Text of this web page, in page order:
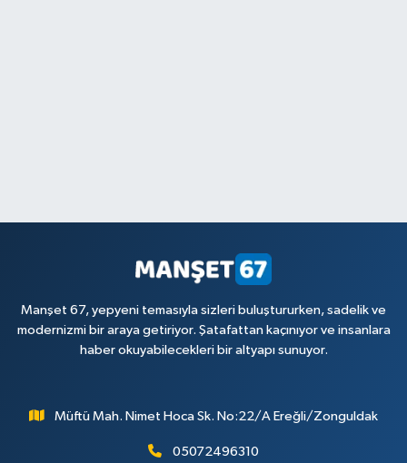
Manşet 67, yepyeni temasıyla sizleri buluştururken, sadelik ve
modernizmi bir araya getiriyor. Şatafattan kaçınıyor ve insanlara
haber okuyabilecekleri bir altyapı sunuyor.
Müftü Mah. Nimet Hoca Sk. No:22/A Ereğli/Zonguldak
05072496310